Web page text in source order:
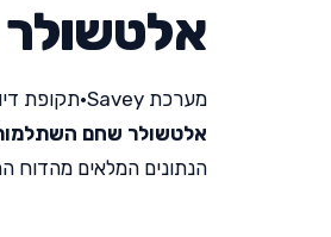
מערכת Savey •תקופת דיווח
אלטשולר שחם
הנתונים המלאים מהדוח